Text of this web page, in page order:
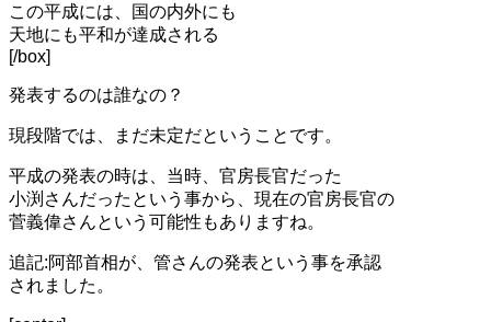
この平成には、国の内外にも
天地にも平和が達成される
[/box]
発表するのは誰なの？
現段階では、まだ未定だということです。
平成の発表の時は、当時、官房長官だった
小渕さんだったという事から、現在の官房長官の
菅義偉さんという可能性もありますね。
追記:阿部首相が、管さんの発表という事を承認
されました。